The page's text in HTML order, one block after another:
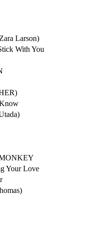
Larson)
With You
Your Love